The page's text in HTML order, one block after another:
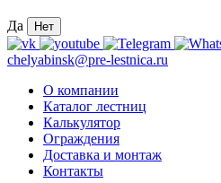
Да Нет
chelyabinsk@pre-lestnica.ru
О компании
Каталог лестниц
Калькулятор
Ограждения
Доставка и монтаж
Контакты